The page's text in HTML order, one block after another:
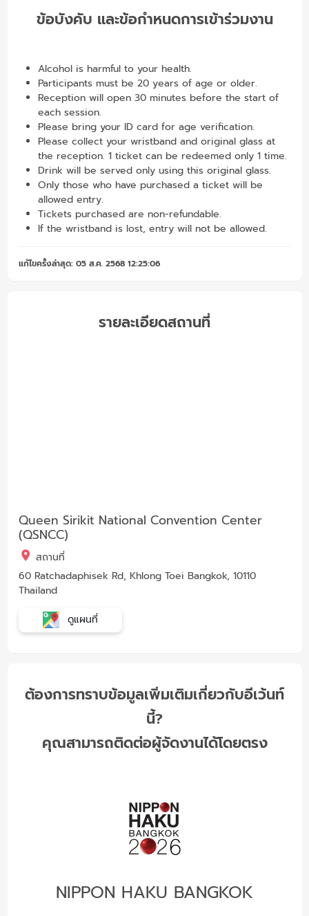
ข้อบังคับ และข้อกำหนดการเข้าร่วมงาน
Alcohol is harmful to your health.
Participants must be 20 years of age or older.
Reception will open 30 minutes before the start of
each session.
Please bring your ID card for age verification.
Please collect your wristband and original glass at
the reception. 1 ticket can be redeemed only 1 time.
Drink will be served only using this original glass.
Only those who have purchased a ticket will be
allowed entry.
Tickets purchased are non-refundable.
If the wristband is lost, entry will not be allowed.
แก้ไขครั้งล่าสุด: 05 ส.ค. 2568 12:25:06
รายละเอียดสถานที่
Queen Sirikit National Convention Center
(QSNCC)
สถานที่
60 Ratchadaphisek Rd, Khlong Toei Bangkok, 10110
Thailand
ดูแผนที่
ต้องการทราบข้อมูลเพิ่มเติมเกี่ยวกับอีเว้นท์
นี้?
คุณสามารถติดต่อผู้จัดงานได้โดยตรง
NIPPON HAKU BANGKOK